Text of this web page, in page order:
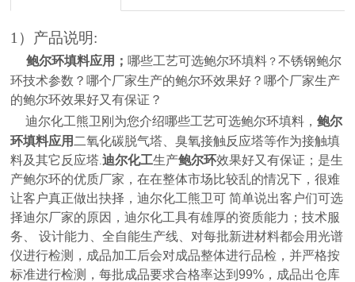
1）产品说明:
鲍尔环填料应用 ； 哪些工艺可选鲍尔环填料 ？不锈钢鲍尔
环技术参数？ 哪个厂家生产的鲍尔环效果好？哪个厂家生产
的鲍尔环效果好又有保证？
迪尔化工熊卫刚为您介绍哪些工艺可选鲍尔环填料，鲍尔
环填料应用 二氧化碳脱气塔、臭氧接触反应塔等作为接触填
料及其它反应塔.迪尔化工生产鲍尔环效果好又有保证；是生
产鲍尔环的优质厂家，在在整体市场比较乱的情况下，很难
让客户真正做出抉择，迪尔化工熊卫可 简单说出客户们可选
择迪尔厂家的原因，迪尔化工具有雄厚的资质能力；技术服
务、 设计能力、全自能生产线、对每批新进材料都会用光谱
仪进行检测，成品加工后会对成品整体进行品检，并严格按
标准进行检测，每批成品要求合格率达到99%，成品出仓库